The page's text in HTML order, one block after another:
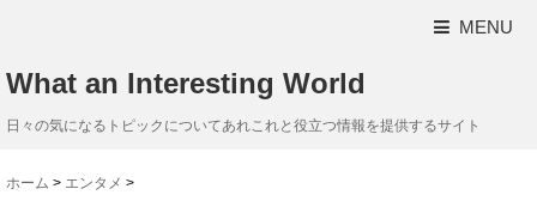
MENU
What an Interesting World
日々の気になるトピックについてあれこれと役立つ情報を提供するサイト
ホーム > エンタメ >